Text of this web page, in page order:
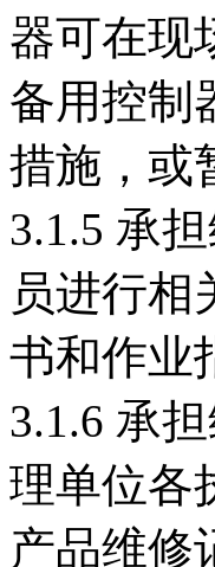
器可在现
备用控制
措施，或
3.1.5 承
员进行相
书和作业
3.1.6 承
理单位各
产品维修